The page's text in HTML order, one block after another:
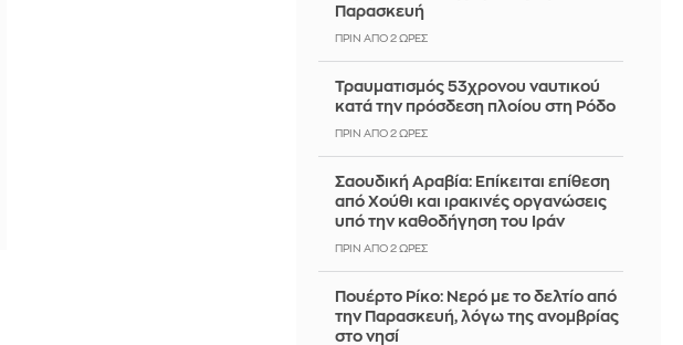
Παρασκευή
ΠΡΙΝ ΑΠΌ 2 ΏΡΕΣ
Τραυματισμός 53χρονου ναυτικού
κατά την πρόσδεση πλοίου στη Ρόδο
ΠΡΙΝ ΑΠΌ 2 ΏΡΕΣ
Σαουδική Αραβία: Επίκειται επίθεση
από Χούθι και ιρακινές οργανώσεις
υπό την καθοδήγηση του Ιράν
ΠΡΙΝ ΑΠΌ 2 ΏΡΕΣ
Πουέρτο Ρίκο: Νερό με το δελτίο από
την Παρασκευή, λόγω της ανομβρίας
στο νησί